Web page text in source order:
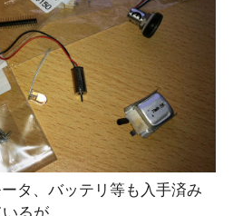
タ、バッテリ等も入手済み
るが、